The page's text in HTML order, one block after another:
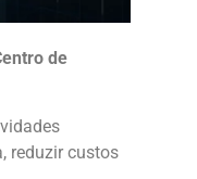
de
reduzir custos